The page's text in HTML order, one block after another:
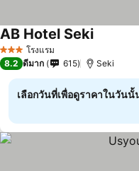
3 ดาว โรงแรม
AB Hotel Seki
8.2 ดีมาก 615 Seki
เลือกวันที่เพื่อดูราคาในวันนั้